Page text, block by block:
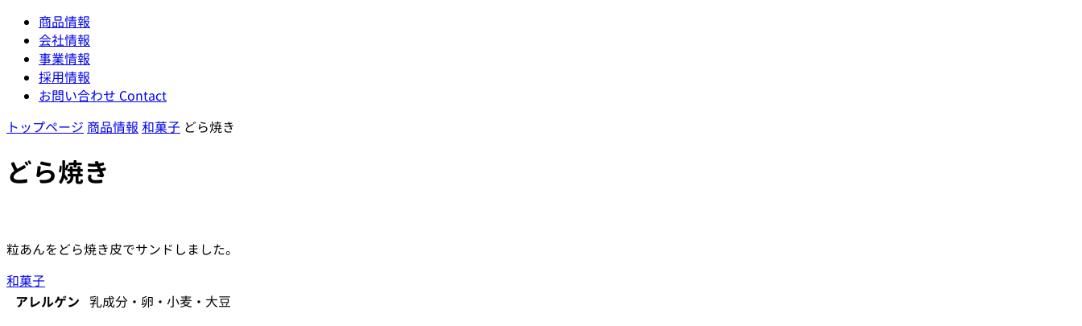
商品情報
会社情報
事業情報
採用情報
お問い合わせ Contact
トップページ 商品情報 和菓子 どら焼き
どら焼き
粒あんをどら焼き皮でサンドしました。
和菓子
アレルゲン 乳成分・卵・小麦・大豆